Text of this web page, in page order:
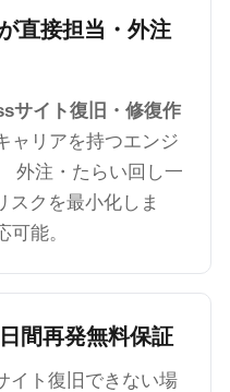
直接担当・外注
サイト復旧・修復作
ャリアを持つエンジ
外注・たらい回し一
スクを最小化しま
可能。
間再発無料保証
イト復旧できない場